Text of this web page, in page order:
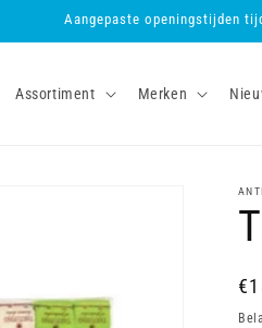
Aangepaste openingstijden
Assortiment Merken